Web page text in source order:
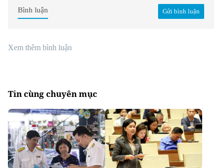
Gửi bình luận
Bình luận
Xem thêm bình luận
Tin cùng chuyên mục